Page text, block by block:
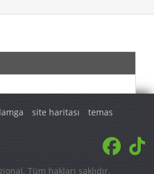
site haritası
temas
Tüm hakları saklıdır.